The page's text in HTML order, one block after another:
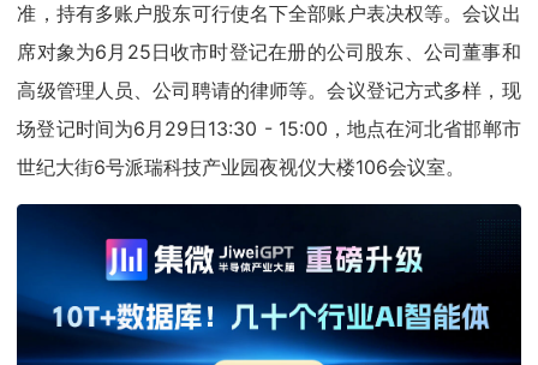
准，持有多账户股东可行使名下全部账户表决权等。会议出
席对象为6月25日收市时登记在册的公司股东、公司董事和
高级管理人员、公司聘请的律师等。会议登记方式多样，现
场登记时间为6月29日13:30 - 15:00，地点在河北省邯郸市
世纪大街6号派瑞科技产业园夜视仪大楼106会议室。